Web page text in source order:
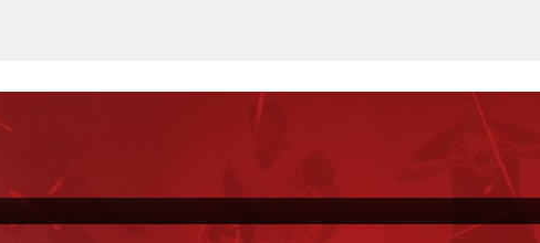
snažan otpor Pod Bijelim